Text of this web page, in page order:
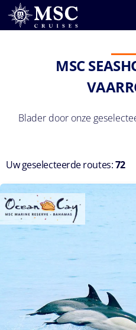
MSC
Blader door onze
Uw geselecteerde routes:72